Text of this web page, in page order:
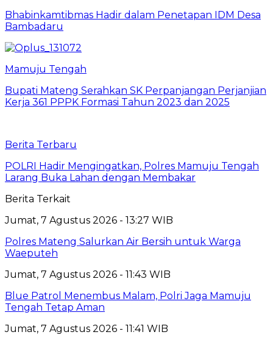
Bhabinkamtibmas Hadir dalam Penetapan IDM Desa
Bambadaru
Mamuju Tengah
Bupati Mateng Serahkan SK Perpanjangan Perjanjian
Kerja 361 PPPK Formasi Tahun 2023 dan 2025
Berita Terbaru
POLRI Hadir Mengingatkan, Polres Mamuju Tengah
Larang Buka Lahan dengan Membakar
Berita Terkait
Jumat, 7 Agustus 2026 - 13:27 WIB
Polres Mateng Salurkan Air Bersih untuk Warga
Waeputeh
Jumat, 7 Agustus 2026 - 11:43 WIB
Blue Patrol Menembus Malam, Polri Jaga Mamuju
Tengah Tetap Aman
Jumat, 7 Agustus 2026 - 11:41 WIB